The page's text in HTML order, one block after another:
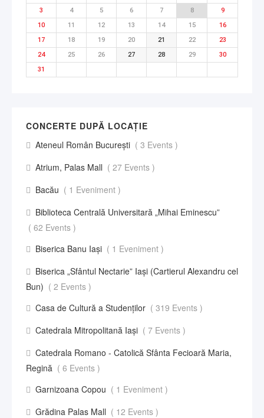
3
4 5 6 7 8
9
10
11 12 13 14 15
16
17
18 19 20 21 22
23
24
25 26 27 28 29
30
31
CONCERTE DUPĂ LOCAȚIE
Ateneul Român București ( 3 Events )
Atrium, Palas Mall ( 27 Events )
Bacău ( 1 Eveniment )
Biblioteca Centrală Universitară „Mihai Eminescu”
( 62 Events )
Biserica Banu Iași ( 1 Eveniment )
Biserica „Sfântul Nectarie” Iaşi (Cartierul Alexandru cel
Bun) ( 2 Events )
Casa de Cultură a Studenților ( 319 Events )
Catedrala Mitropolitană Iași ( 7 Events )
Catedrala Romano - Catolică Sfânta Fecioară Maria,
Regină ( 6 Events )
Garnizoana Copou ( 1 Eveniment )
Grădina Palas Mall ( 12 Events )